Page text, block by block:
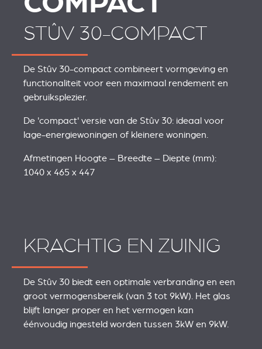
STÛV 30-COMPACT
De Stûv 30-compact combineert vormgeving en
functionaliteit voor een maximaal rendement en
gebruiksplezier.
De 'compact' versie van de Stûv 30: ideaal voor
lage-energiewoningen of kleinere woningen.
Afmetingen Hoogte – Breedte – Diepte (mm):
1040 x 465 x 447
KRACHTIG EN ZUINIG
De Stûv 30 biedt een optimale verbranding en een
groot vermogensbereik (van 3 tot 9kW). Het glas
blijft langer proper en het vermogen kan
éénvoudig ingesteld worden tussen 3kW en 9kW.